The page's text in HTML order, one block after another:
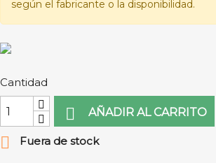
según el fabricante o la disponibilidad.
Cantidad
 AÑADIR AL CARRITO
 Fuera de stock